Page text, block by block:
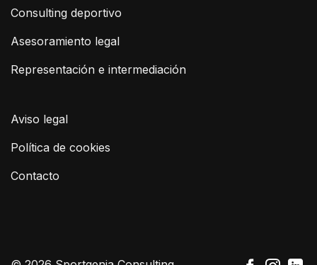
Consulting deportivo
Asesoramiento legal
Representación e intermediación
Aviso legal
Política de cookies
Contacto